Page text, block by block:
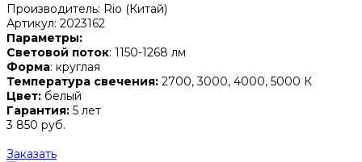
Производитель: Rio (Китай)
Артикул: 2023162
Параметры:
Световой поток: 1150-1268 лм
Форма: круглая
Температура свечения: 2700, 3000, 4000, 5000 К
Цвет: белый
Гарантия: 5 лет
3 850 руб.
Заказать